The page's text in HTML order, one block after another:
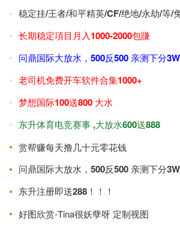
稳定挂/王者/和平精英/CF/绝地/永劫/等/
长期稳定項目月入1000-2000包賺
问鼎国际大放水，500反500 亲测下分3W
老司机免费开车软件合集1000+
梦想国际100送800 大水
东升体育电竞赛事 ,大放水600送888
赏帮赚每天撸几十元零花钱
问鼎国际大放水，500反500 亲测下分3W
东升注册即送288！！！
好图欣赏-Tina很妖孽呀 定制视图